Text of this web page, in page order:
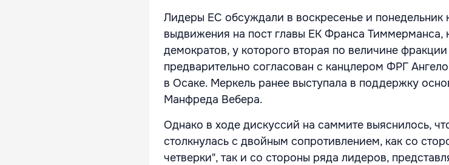
Лидеры ЕС обсуждали в воскресенье и
выдвижения на пост главы ЕК Франса Тиммерманса,
демократов, у которого вторая по величине
предварительно согласован с канцлером ФРГ
в Осаке. Меркель ранее выступала в поддержку
Манфреда Вебера.
Однако в ходе дискуссий на саммите выяснилось,
столкнулась с двойным сопротивлением, как со
четверки", так и со стороны ряда лидеров,